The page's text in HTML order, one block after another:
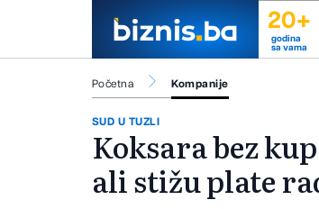
20+
godina
sa vama
Početna Kompanije
SUD U TUZLI
Koksara bez
ali stižu plate